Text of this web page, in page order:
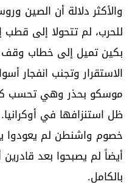
والأكثر دلالة أن الصين
للحرب، لم تتحولا إلى قطب
بكين تميل إلى خطاب وقف
الاستقرار وتجنب انفجار
موسكو بحذر وهي تحسب
ظل استنزافها في
خصوم واشنطن لم يعودوا
أيضاً لم يصبحوا بعد
بالكامل.